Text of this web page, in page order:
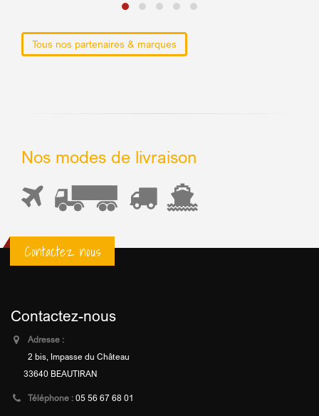
Tous nos partenaires & marques
Nos modes de livraison
Contactez nous
Contactez-nous
Adresse :
2 bis, Impasse du Château
33640 BEAUTIRAN
Téléphone : 05 56 67 68 01